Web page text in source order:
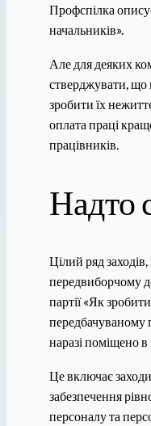
Профспілка
начальників».
Але для деяких
стверджувати,
зробити їх
оплата праці
працівників.
Надто
Цілий ряд
передвиборчому
партії «Як
передбачуваному
наразі поміщено
Це включає
забезпечення
персоналу та